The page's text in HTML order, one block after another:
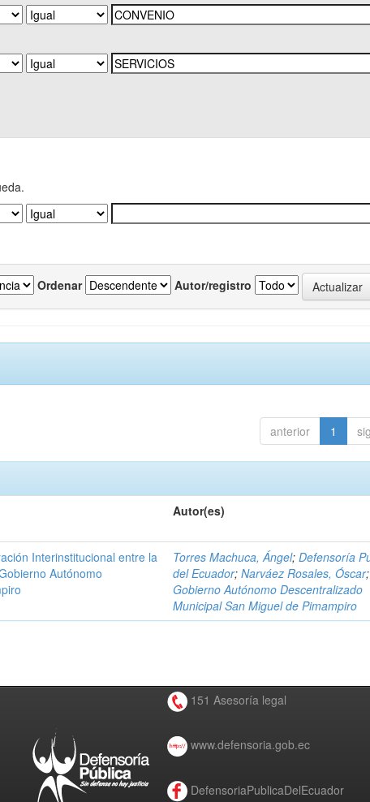
Ordenar Autor/registro
anterior 1
Autor(es)
Interinstitucional entre la
Autónomo
Torres Machuca, Ángel;Defensoría
del Ecuador;Narváez Rosales, Óscar;
Gobierno Autónomo Descentralizado
Municipal San Miguel de Pimampiro
151 Asesoría legal
www.defensoria.gob.ec
DefensoriaPublicaDelEcuador